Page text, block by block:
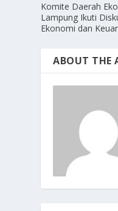
Komite Daerah
Lampung Ikuti
Ekonomi dan
ABOUT THE